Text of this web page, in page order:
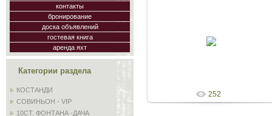
контакты
бронирование
доска объявлений
гостевая книга
аренда яхт
Категории раздела
КОСТАНДИ
СОВИНЬОН - VIP
10СТ. ФОНТАНА -ДАЧА
252